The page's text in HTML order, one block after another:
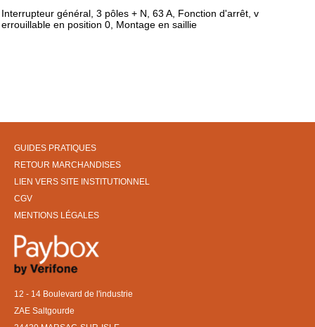
Interrupteur général, 3 pôles + N, 63 A, Fonction d'arrêt, v
errouillable en position 0, Montage en saillie
GUIDES PRATIQUES
RETOUR MARCHANDISES
LIEN VERS SITE INSTITUTIONNEL
CGV
MENTIONS LÉGALES
12 - 14 Boulevard de l'industrie
ZAE Saltgourde